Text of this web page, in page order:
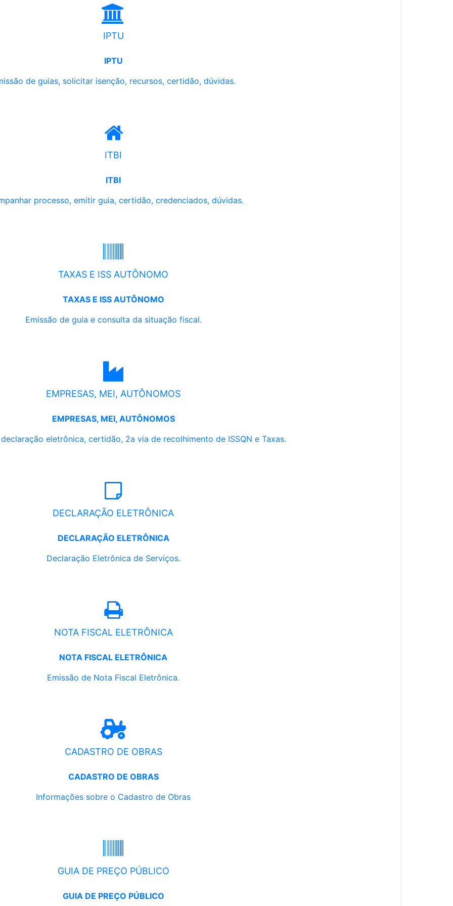
IPTU
IPTU
de guias, solicitar isenção, recursos, certidão, dúvidas.
ITBI
ITBI
processo, emitir guia, certidão, credenciados, dúvidas.
TAXAS E ISS AUTÔNOMO
TAXAS E ISS AUTÔNOMO
Emissão de guia e consulta da situação fiscal.
EMPRESAS, MEI, AUTÔNOMOS
EMPRESAS, MEI, AUTÔNOMOS
eletrônica, certidão, 2a via de recolhimento de ISSQN e Taxas.
DECLARAÇÃO ELETRÔNICA
DECLARAÇÃO ELETRÔNICA
Declaração Eletrônica de Serviços.
NOTA FISCAL ELETRÔNICA
NOTA FISCAL ELETRÔNICA
Emissão de Nota Fiscal Eletrônica.
CADASTRO DE OBRAS
CADASTRO DE OBRAS
Informações sobre o Cadastro de Obras
GUIA DE PREÇO PÚBLICO
GUIA DE PREÇO PÚBLICO